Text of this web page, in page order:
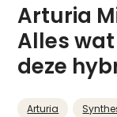
Arturia
Alles
deze
Arturia